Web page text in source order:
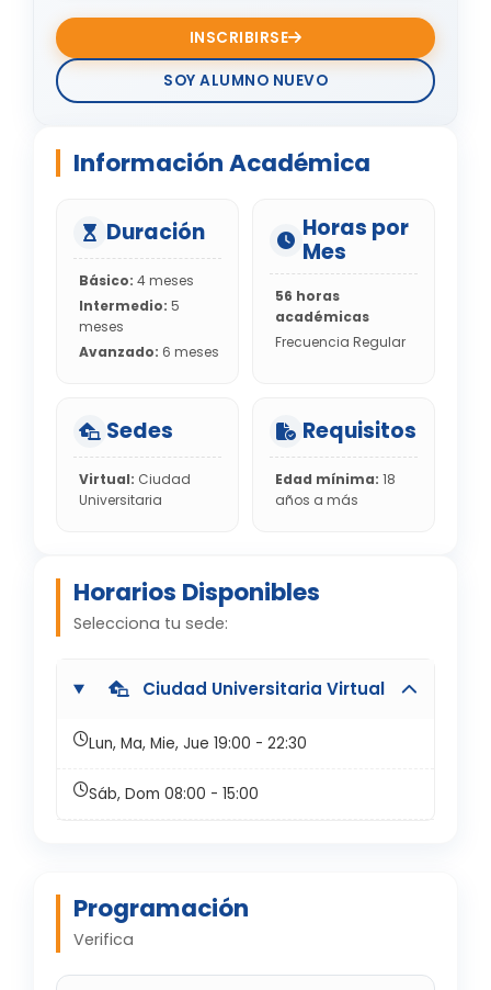
INSCRIBIRSE
SOY ALUMNO NUEVO
Información Académica
Duración
Básico: 4 meses
Intermedio: 5
meses
Avanzado: 6 meses
Horas por
Mes
56 horas
académicas
Frecuencia Regular
Sedes
Virtual: Ciudad
Universitaria
Requisitos
Edad mínima: 18
años a más
Horarios Disponibles
Selecciona tu sede:
Ciudad Universitaria Virtual
Lun, Ma, Mie, Jue 19:00 - 22:30
Sáb, Dom 08:00 - 15:00
Programación
Verifica